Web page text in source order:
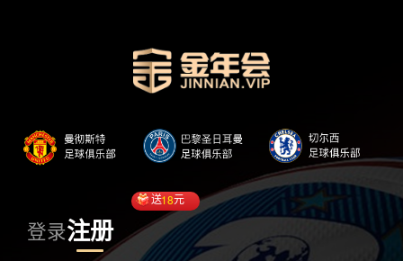
登录注册
送18元